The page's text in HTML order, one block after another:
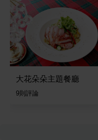
大花朵朵主題餐廳
9則評論